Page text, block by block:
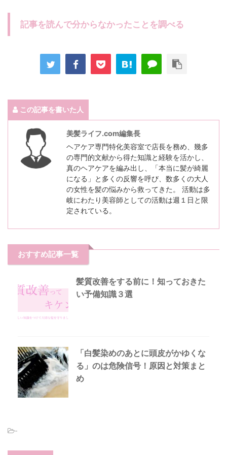
記事を読んで分からなかったことを調べる
この記事を書いた人
美髪ライフ.com編集長
ヘアケア専門特化美容室で店長を務め、幾多
の専門的文献から得た知識と経験を活かし、
真のヘアケアを編み出し、「本当に髪が綺麗
になる」と多くの反響を呼び、数多くの大人
の女性を髪の悩みから救ってきた。 活動は多
岐にわたり美容師としての活動は週１日と限
定されている。
おすすめ記事一覧
髪質改善をする前に！知っておきた
い予備知識３選
「白髪染めのあとに頭皮がかゆくな
る」のは危険信号！原因と対策まと
め
-